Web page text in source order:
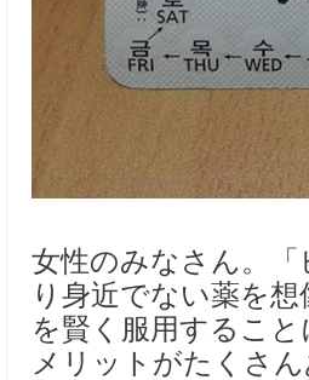
女性のみなさん。
り身近でない薬を
を賢く服用するこ
メリットがたくさ